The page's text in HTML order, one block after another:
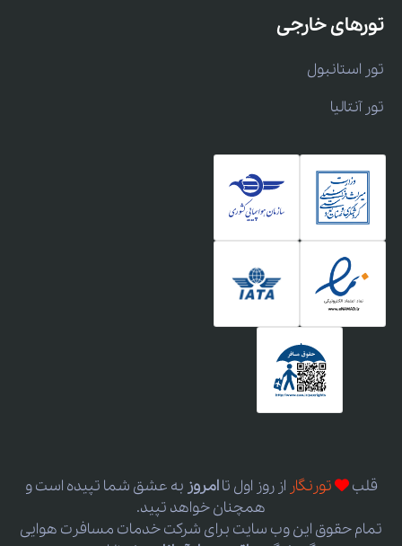
تورهای خارجی
تور استانبول
تور آنتالیا
قلب تورنگار از روز اول تاامروز به عشق شما تپیده است و
همچنان خواهد تپید.
تمام حقوق این وب سایت برای شرکت خدمات مسافرت هوایی